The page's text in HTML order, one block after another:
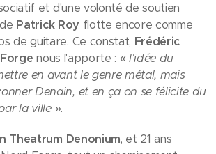
et d'une volonté de soutien
Patrick Roy flotte encore comme
de guitare. Ce constat, Frédéric
nous l'apporte : « l'idée du
en avant le genre métal, mais
Denain, et en ça on se félicite du
la ville».
Theatrum Denonium, et 21 ans